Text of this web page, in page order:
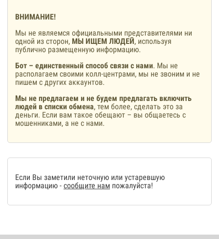
ВНИМАНИЕ!
Мы не являемся официальными представителями ни
одной из сторон, МЫ ИЩЕМ ЛЮДЕЙ, используя
публично размещенную информацию.
Бот – единственный способ связи с нами. Мы не
располагаем своими колл-центрами, мы не звоним и не
пишем с других аккаунтов.
Мы не предлагаем и не будем предлагать включить
людей в списки обмена, тем более, сделать это за
деньги. Если вам такое обещают – вы общаетесь с
мошенниками, а не с нами.
Если Вы заметили неточную или устаревшую
информацию - сообщите нам пожалуйста!